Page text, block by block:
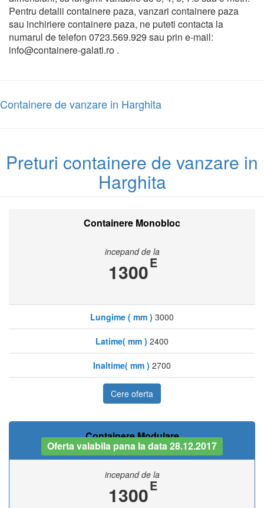
Pentru detalii containere paza, vanzari containere paza
sau inchiriere containere paza, ne puteti contacta la
numarul de telefon 0723.569.929 sau prin e-mail:
info@containere-galati.ro .
Containere de vanzare in Harghita
Preturi containere de vanzare in
Harghita
Containere Monobloc
incepand de la
1300E
Lungime ( mm ) 3000
Latime( mm ) 2400
Inaltime( mm ) 2700
Cere oferta
Containere Modulare
Oferta valabila pana la data 28.12.2017
incepand de la
1300E